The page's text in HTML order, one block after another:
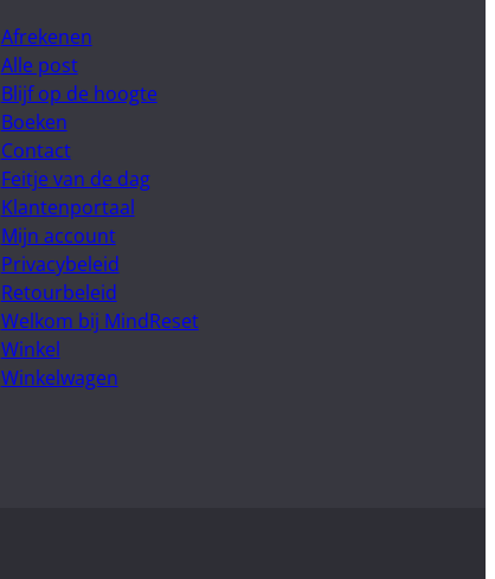
Afrekenen
Alle post
Blijf op de hoogte
Boeken
Contact
Feitje van de dag
Klantenportaal
Mijn account
Privacybeleid
Retourbeleid
Welkom bij MindReset
Winkel
Winkelwagen